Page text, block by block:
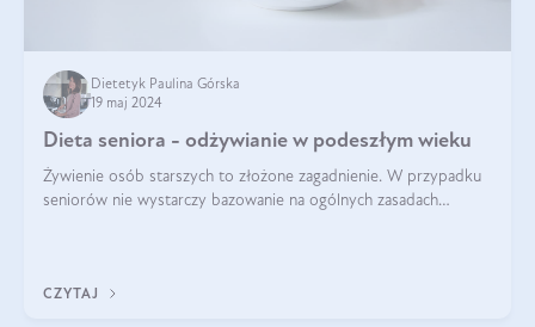
Dietetyk Paulina Górska
19 maj 2024
Dieta seniora - odżywianie w podeszłym wieku
Żywienie osób starszych to złożone zagadnienie. W przypadku
seniorów nie wystarczy bazowanie na ogólnych zasadach
CZYTAJ